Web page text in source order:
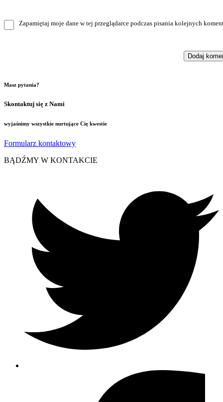
Zapamiętaj moje dane w tej przeglądarce podczas pisania kolejnych
Masz pytania?
Skontaktuj się z Nami
wyjaśnimy wszystkie nurtujące Cię kwestie
Formularz kontaktowy
BĄDŹMY W KONTAKCIE